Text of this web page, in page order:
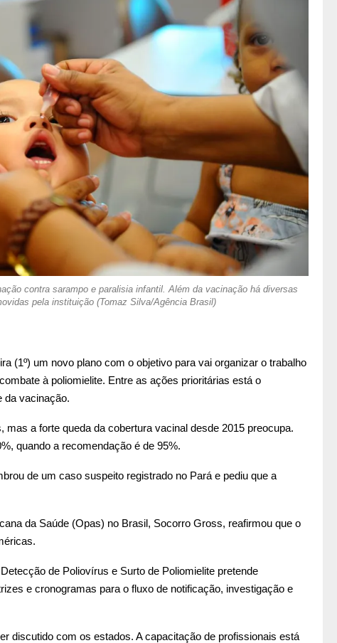
contra sarampo e paralisia infantil. Além da vacinação há diversas
pela instituição (Tomaz Silva/Agência Brasil)
(1º) um novo plano com o objetivo para vai organizar o trabalho
à poliomielite. Entre as ações prioritárias está o
da vacinação.
mas a forte queda da cobertura vacinal desde 2015 preocupa.
quando a recomendação é de 95%.
de um caso suspeito registrado no Pará e pediu que a
da Saúde (Opas) no Brasil, Socorro Gross, reafirmou que o
de Poliovírus e Surto de Poliomielite pretende
e cronogramas para o fluxo de notificação, investigação e
discutido com os estados. A capacitação de profissionais está